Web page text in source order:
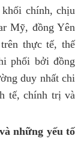
khối chính, chịu
Mỹ, đồng Yên
thực tế, thế
phối bởi đồng
duy nhất chi
tế, chính trị và
những yếu tố